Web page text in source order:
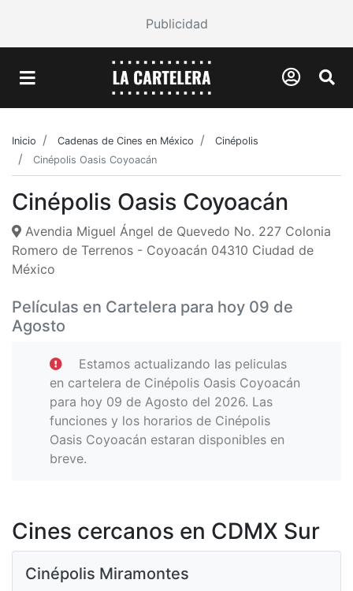
Publicidad
Inicio Cadenas de Cines en México
Cinépolis
Cinépolis Oasis Coyoacán
Cinépolis Oasis Coyoacán
Avendia Miguel Ángel de Quevedo No. 227 Colonia
Romero de Terrenos - Coyoacán 04310 Ciudad de
México
Películas en Cartelera para hoy 09 de
Agosto
Estamos actualizando las peliculas
en cartelera de Cinépolis Oasis Coyoacán
para hoy 09 de Agosto del 2026. Las
funciones y los horarios de Cinépolis
Oasis Coyoacán estaran disponibles en
breve.
Cines cercanos en CDMX Sur
Cinépolis Miramontes